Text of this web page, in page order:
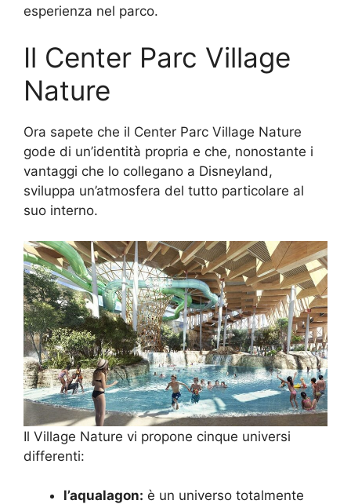
esperienza nel parco.
Il Center Parc Village
Nature
Ora sapete che il Center Parc Village Nature
gode di un’identità propria e che, nonostante i
vantaggi che lo collegano a Disneyland,
sviluppa un’atmosfera del tutto particolare al
suo interno.
Il Village Nature vi propone cinque universi
differenti:
l’aqualagon: è un universo totalmente